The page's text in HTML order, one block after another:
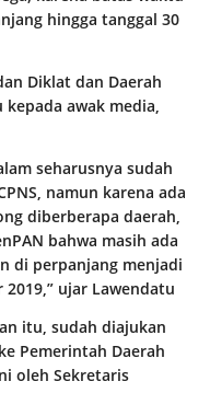
hingga tanggal 30
Diklat dan Daerah
kepada awak media,
seharusnya sudah
namun karena ada
diberberapa daerah,
bahwa masih ada
di perpanjang menjadi
ujar Lawendatu
itu, sudah diajukan
Pemerintah Daerah
oleh Sekretaris